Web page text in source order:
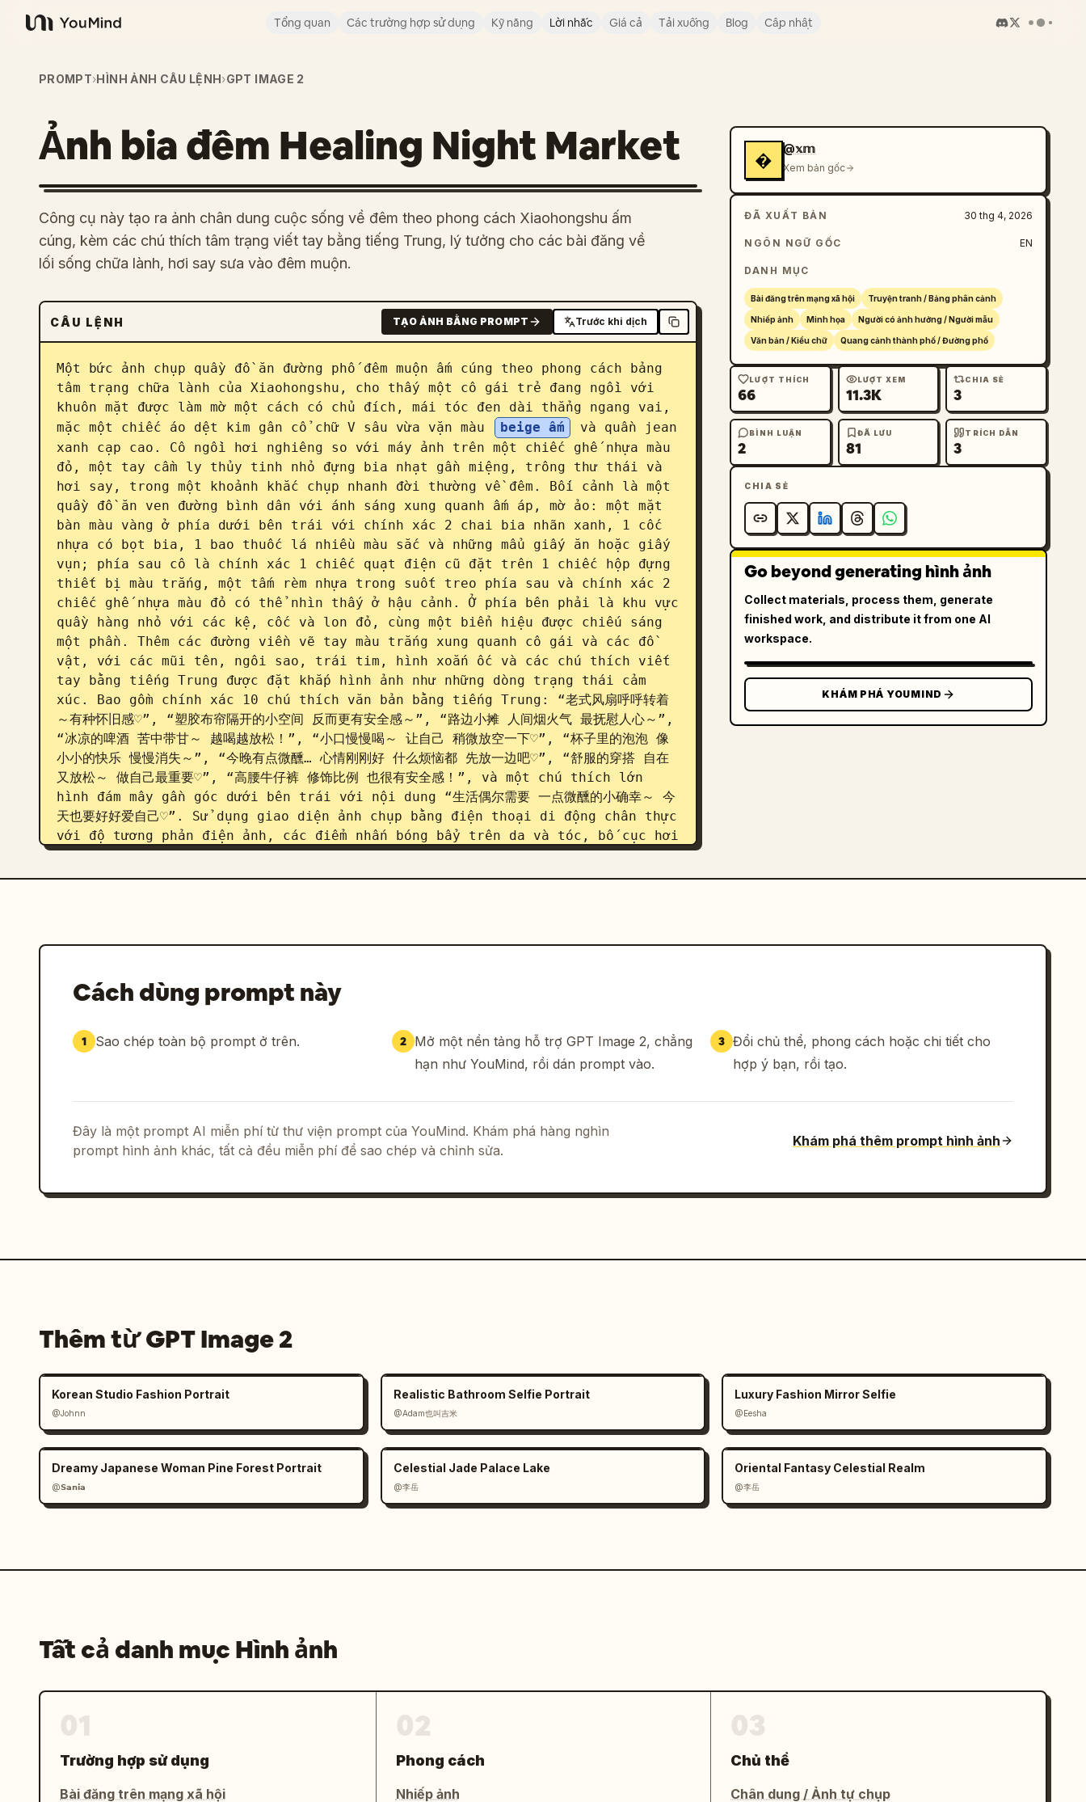
YouMind
Tổng quan Các trường hợp sử dụng Kỹ năng Lời nhắc Giá cả Tải xuống Blog Cập nhật
PROMPT›HÌNH ẢNH CÂU LỆNH›GPT IMAGE 2
Ảnh bia đêm Healing Night Market
Công cụ này tạo ra ảnh chân dung cuộc sống về đêm theo phong cách Xiaohongshu ấm
cúng, kèm các chú thích tâm trạng viết tay bằng tiếng Trung, lý tưởng cho các bài đăng về
lối sống chữa lành, hơi say sưa vào đêm muộn.
CÂU LỆNH TẠO ẢNH BẰNG PROMPT Trước khi dịch
Một bức ảnh chụp quầy đồ ăn đường phố đêm muộn ấm cúng theo phong cách bảng
tâm trạng chữa lành của Xiaohongshu, cho thấy một cô gái trẻ đang ngồi với
khuôn mặt được làm mờ một cách có chủ đích, mái tóc đen dài thẳng ngang vai,
mặc một chiếc áo dệt kim gân cổ chữ V sâu vừa vặn màu
beige ấm
và quần jean
xanh cạp cao. Cô ngồi hơi nghiêng so với máy ảnh trên một chiếc ghế nhựa màu
đỏ, một tay cầm ly thủy tinh nhỏ đựng bia nhạt gần miệng, trông thư thái và
hơi say, trong một khoảnh khắc chụp nhanh đời thường về đêm. Bối cảnh là một
quầy đồ ăn ven đường bình dân với ánh sáng xung quanh ấm áp, mờ ảo: một mặt
bàn màu vàng ở phía dưới bên trái với chính xác 2 chai bia nhãn xanh, 1 cốc
nhựa có bọt bia, 1 bao thuốc lá nhiều màu sắc và những mẩu giấy ăn hoặc giấy
vụn; phía sau cô là chính xác 1 chiếc quạt điện cũ đặt trên 1 chiếc hộp đựng
thiết bị màu trắng, một tấm rèm nhựa trong suốt treo phía sau và chính xác 2
chiếc ghế nhựa màu đỏ có thể nhìn thấy ở hậu cảnh. Ở phía bên phải là khu vực
quầy hàng nhỏ với các kệ, cốc và lon đỏ, cùng một biển hiệu được chiếu sáng
một phần. Thêm các đường viền vẽ tay màu trắng xung quanh cô gái và các đồ
vật, với các mũi tên, ngôi sao, trái tim, hình xoắn ốc và các chú thích viết
tay bằng tiếng Trung được đặt khắp hình ảnh như những dòng trạng thái cảm
xúc. Bao gồm chính xác 10 chú thích văn bản bằng tiếng Trung: “老式风扇呼呼转着
～有种怀旧感♡”, “塑胶布帘隔开的小空间 反而更有安全感～”, “路边小摊 人间烟火气 最抚慰人心～”,
“冰凉的啤酒 苦中带甘～ 越喝越放松！”, “小口慢慢喝～ 让自己 稍微放空一下♡”, “杯子里的泡泡 像
小小的快乐 慢慢消失～”, “今晚有点微醺… 心情刚刚好 什么烦恼都 先放一边吧♡”, “舒服的穿搭 自在
又放松～ 做自己最重要♡”, “高腰牛仔裤 修饰比例 也很有安全感！”, và một chú thích lớn
hình đám mây gần góc dưới bên trái với nội dung “生活偶尔需要 一点微醺的小确幸～ 今
天也要好好爱自己♡”. Sử dụng giao diện ảnh chụp bằng điện thoại di động chân thực
với độ tương phản điện ảnh, các điểm nhấn bóng bẩy trên da và tóc, bố cục hơi
chật chội, bầu không khí đường phố về đêm gần gũi và lớp hoàn thiện biên tập
sắc nét nhưng mềm mại. Giữ cho các ghi chú viết tay có màu trắng sáng và rõ
�
@𝕩𝕞
Xem bản gốc
ĐÃ XUẤT BẢN 30 thg 4, 2026
NGÔN NGỮ GỐC EN
DANH MỤC
Bài đăng trên mạng xã hội Truyện tranh / Bảng phân cảnh
Nhiếp ảnh Minh họa Người có ảnh hưởng / Người mẫu
Văn bản / Kiểu chữ Quang cảnh thành phố / Đường phố
LƯỢT THÍCH
66
LƯỢT XEM
11.3K
CHIA SẺ
3
BÌNH LUẬN
2
ĐÃ LƯU
81
TRÍCH DẪN
3
CHIA SẺ
Go beyond generating hình ảnh
Collect materials, process them, generate
finished work, and distribute it from one AI
workspace.
KHÁM PHÁ YOUMIND
Cách dùng prompt này
1 Sao chép toàn bộ prompt ở trên. 2 Mở một nền tảng hỗ trợ GPT Image 2, chẳng
hạn như YouMind, rồi dán prompt vào.
3 Đổi chủ thể, phong cách hoặc chi tiết cho
hợp ý bạn, rồi tạo.
Đây là một prompt AI miễn phí từ thư viện prompt của YouMind. Khám phá hàng nghìn
prompt hình ảnh khác, tất cả đều miễn phí để sao chép và chỉnh sửa.
Khám phá thêm prompt hình ảnh
Thêm từ GPT Image 2
Korean Studio Fashion Portrait
@Johnn
Realistic Bathroom Selfie Portrait
@Adam也叫吉米
Luxury Fashion Mirror Selfie
@Eesha
Dreamy Japanese Woman Pine Forest Portrait
@𝗦𝗮𝗻𝗶𝗮
Celestial Jade Palace Lake
@李岳
Oriental Fantasy Celestial Realm
@李岳
Tất cả danh mục Hình ảnh
Trường hợp sử dụng
Bài đăng trên mạng xã hội
Phong cách
Nhiếp ảnh
Chủ thể
Chân dung / Ảnh tự chụp